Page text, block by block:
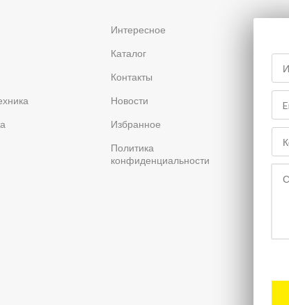
Интересное
Каталог
Контакты
Новости
Избранное
Политика
конфиденциальности